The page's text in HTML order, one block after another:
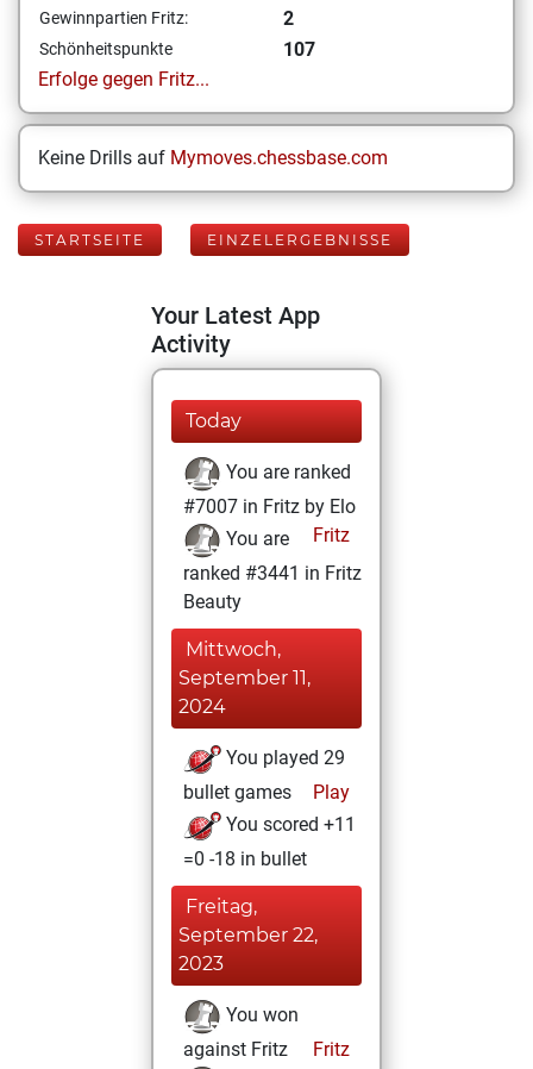
Gewinnpartien Fritz: 2
Schönheitspunkte
107
Erfolge gegen Fritz...
Keine Drills auf Mymoves.chessbase.com
STARTSEITE EINZELERGEBNISSE
Your Latest App
Activity
Today
You are ranked
#7007 in Fritz by Elo
Fritz
You are
ranked #3441 in Fritz
Beauty
Mittwoch,
September 11,
2024
You played 29
bullet games
Play
You scored +11
=0 -18 in bullet
Freitag,
September 22,
2023
You won
against Fritz
Fritz